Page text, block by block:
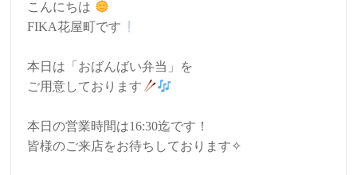
こんにちは
FIKA花屋町です
本日は「おばんばい弁当」を
ご用意しております
本日の営業時間は16:30迄です！
皆様のご来店をお待ちしております✧